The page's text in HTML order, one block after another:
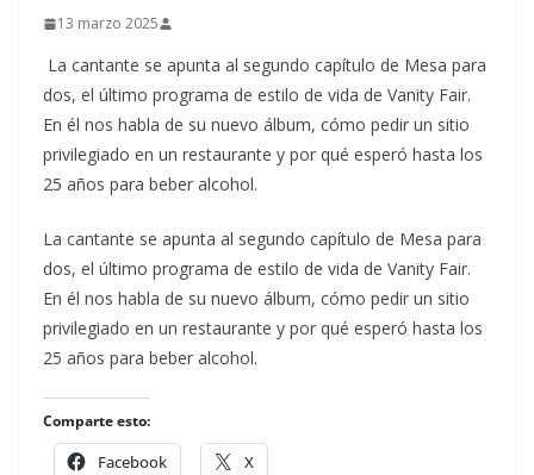
13 marzo 2025
La cantante se apunta al segundo capítulo de Mesa para
dos, el último programa de estilo de vida de Vanity Fair.
En él nos habla de su nuevo álbum, cómo pedir un sitio
privilegiado en un restaurante y por qué esperó hasta los
25 años para beber alcohol.
​La cantante se apunta al segundo capítulo de Mesa para
dos, el último programa de estilo de vida de Vanity Fair.
En él nos habla de su nuevo álbum, cómo pedir un sitio
privilegiado en un restaurante y por qué esperó hasta los
25 años para beber alcohol.
Comparte esto:
Facebook X